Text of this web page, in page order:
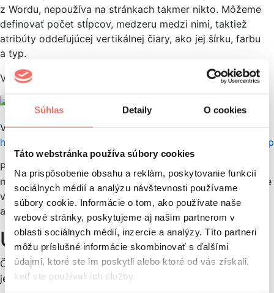
Súhlas Detaily O cookies
Táto webstránka používa súbory cookies
Na prispôsobenie obsahu a reklám, poskytovanie funkcií
sociálnych médií a analýzu návštevnosti používame
súbory cookie. Informácie o tom, ako používate naše
webové stránky, poskytujeme aj našim partnerom v
oblasti sociálnych médií, inzercie a analýzy. Títo partneri
môžu príslušné informácie skombinovať s ďalšími
údajmi, ktoré ste im poskytli alebo ktoré od vás získali,
keď ste používali ich služby.
z Wordu, nepoužíva na stránkach takmer nikto. Môžeme
definovať počet stĺpcov, medzeru medzi nimi, taktiež
atribúty oddeľujúcej vertikálnej čiary, ako jej šírku, farbu
a typ.
V praxi to môže vyzerať nejako takto:
Viac na:
http://www.w3schools.com/css/css3_multiple_columns.asp
Podobne ako nadpisy či podnadpisy, aj pri bežnom texte
môžete siahnuť po inom ako web-safe-fonte. Nezabúdajte
však, že bežného textu je na stránkach väčšinou najviac,
a tak voľte písmo hlavne s ohľadom na jeho čitateľnosť.
Upozornenie na záver
Čo dodať na záver? Hlavne to nepreháňajte. Menej
je často viac. A veľa je často gýč.